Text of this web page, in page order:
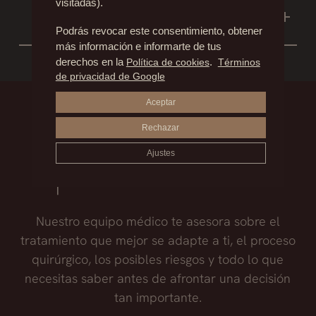
los primeros meses en los que la sensación es
como de piel adormecida o “acorchada”. A
menos que exista alguna complicación, con el
tiempo, la sensibilidad se recupera en su
totalidad.
¿SE PUEDE ELIMINAR LAS
CICATRICES CON LÁSER?
No existe ninguna técnica para borrar las
cicatrices. Se pueden mejorar con diferentes
procedimientos entre los que se incluye el
láser.
Infórmate,
pide una cita
Nuestro equipo médico te asesora sobre el
tratamiento que mejor se adapte a ti, el proceso
quirúrgico, los posibles riesgos y todo lo que
necesitas saber antes de afrontar una decisión
tan importante.
visitadas).
Podrás revocar este consentimiento, obtener
más información e informarte de tus
derechos en la Política de cookies. Términos
de privacidad de Google
Aceptar
Rechazar
Ajustes